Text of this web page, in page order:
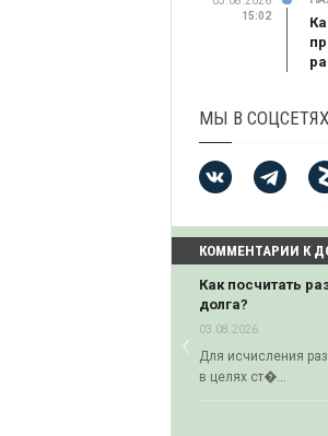
15:02
МЫ В СОЦСЕТЯХ
КОММЕНТАРИИ К
Как посчитать
долга?
03.08.2026
Для исчисления
в целях ст�...
‹Previous